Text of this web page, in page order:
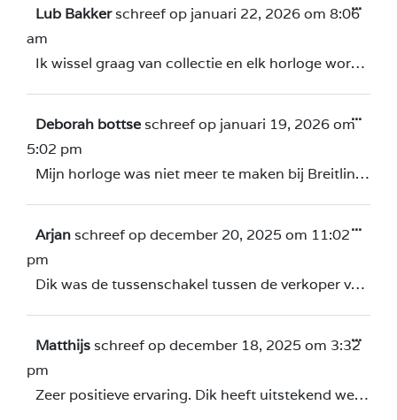
Lub Bakkerschreef op januari 22, 2026om 8:06
am
Ik wissel graag van collectie en elk horloge wordt eerst door Dik nagekeken, zodat het weer in perfecte staat verkeert. Eens had ik een ongeluk waarbij mijn horloge in tweeën brak, en bij het ophalen leek het alsof ik het zojuist nieuw in de winkel had gekocht. Hij is een echte vakman en een aanrader.
...
Deborah bottseschreef op januari 19, 2026om
5:02 pm
Mijn horloge was niet meer te maken bij Breitling Zwitserland maar Dik Wakker heeft hem helemaal als nieuw gemaakt met een heel mooi nieuw uurwerk ! Dit horloge had voor mij heel veel emotionele waarde dus ik ben super blij en dankbaar !!! Heel veel Dank aan Dik groetjes Deborah
...
Arjanschreef opdecember 20, 2025om 11:02
pm
Dik was de tussenschakel tussen de verkoper van mijn Submariner en ik. Zeer tevreden over zijn hulp en ondanks dat de verkoper hem betaalde voor zijn diensten, was Dik zeer objectief en heeft hij metzijn advies, bemiddeling en de service er aan bijgedragen dat ik nu een blij man ben…
...
Matthijsschreef opdecember 18, 2025om 3:32
pm
Zeer positieve ervaring. Dik heeft uitstekend werk geleverd en het horloge in nagenoeg nieuwstaat teruggebracht. De vakkennis is evident: duidelijke verstand van zaken en volledige beheersing van de benodigde technieken. Dick verstaat zijn ambacht en maakt verwachtingen meer dan waar!
...